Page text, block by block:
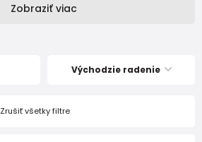
Zobraziť viac
Východzie radenie
Zrušiť všetky filtre